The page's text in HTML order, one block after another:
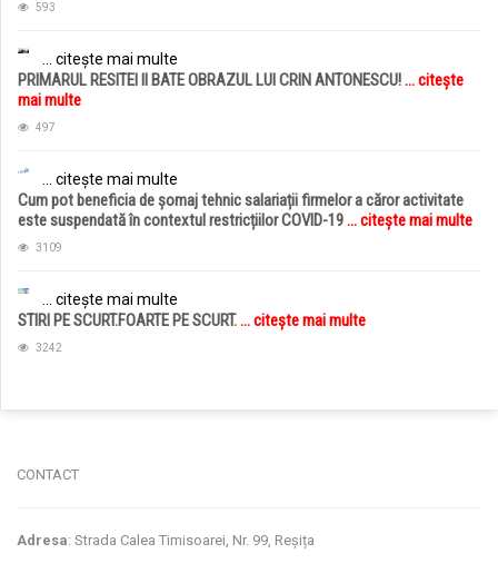
593
... citește mai multe
PRIMARUL RESITEI II BATE OBRAZUL LUI CRIN ANTONESCU!... citește
mai multe
497
... citește mai multe
Cum pot beneficia de șomaj tehnic salariații firmelor a căror activitate
este suspendată în contextul restricțiilor COVID-19... citește mai multe
3109
... citește mai multe
STIRI PE SCURT.FOARTE PE SCURT.... citește mai multe
3242
CONTACT
Adresa: Strada Calea Timisoarei, Nr. 99, Reșița